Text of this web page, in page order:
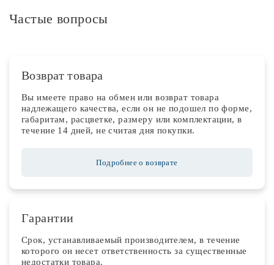
Частые вопросы
Возврат товара
Вы имеете право на обмен или возврат товара
надлежащего качества, если он не подошел по форме,
габаритам, расцветке, размеру или комплектации, в
течение 14 дней, не считая дня покупки.
Подробнее о возврате
Гарантии
Срок, устанавливаемый производителем, в течение
которого он несет ответственность за существенные
недостатки товара.